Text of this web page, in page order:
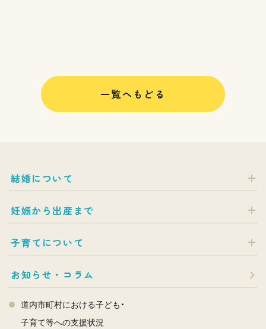
一覧へもどる
結婚について
妊娠から出産まで
子育てについて
お知らせ・コラム
道内市町村における子ども・
子育て等への支援状況